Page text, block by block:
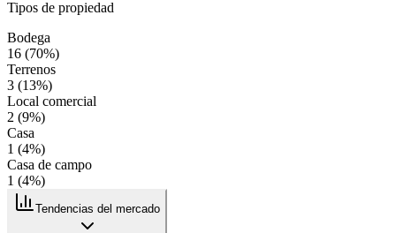
Tipos de propiedad
Bodega
16 (70%)
Terrenos
3 (13%)
Local comercial
2 (9%)
Casa
1 (4%)
Casa de campo
1 (4%)
Tendencias del mercado